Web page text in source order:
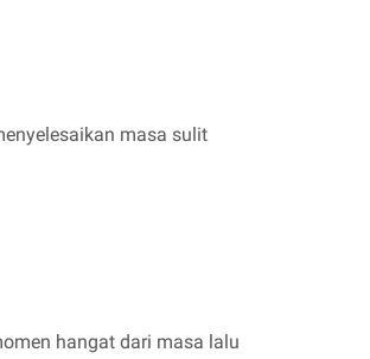
masa sulit
hangat dari masa lalu